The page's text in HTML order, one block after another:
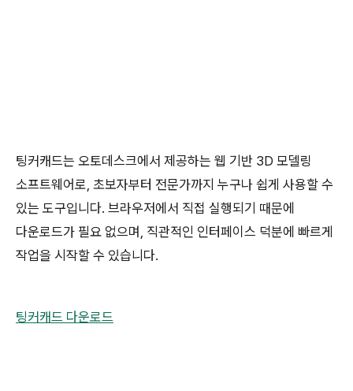
팅커캐드는 오토데스크에서 제공하는 웹 기반 3D 모델링
소프트웨어로, 초보자부터 전문가까지 누구나 쉽게 사용할 수
있는 도구입니다. 브라우저에서 직접 실행되기 때문에
다운로드가 필요 없으며, 직관적인 인터페이스 덕분에 빠르게
작업을 시작할 수 있습니다.
팅커캐드 다운로드